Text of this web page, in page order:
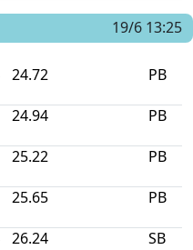
19/6 13:25
24.72 PB
24.94 PB
25.22 PB
25.65 PB
26.24 SB